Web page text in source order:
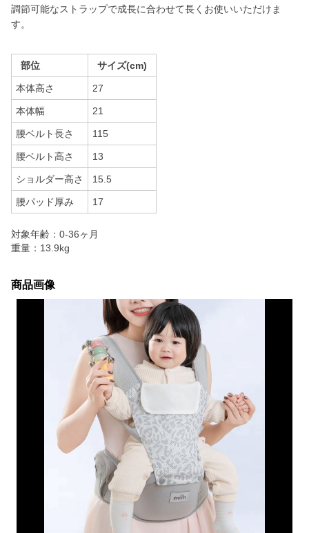
調節可能なストラップで成長に合わせて長くお使いいただけま
す。
部位 サイズ(cm)
本体高さ 27
本体幅 21
腰ベルト長さ 115
腰ベルト高さ 13
ショルダー高さ 15.5
腰パッド厚み 17
対象年齢：0-36ヶ月
重量：13.9kg
商品画像